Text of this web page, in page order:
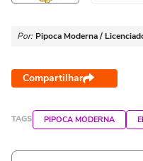
Por: Pipoca Moderna /
Compartilhar
TAGS PIPOCA MODERNA